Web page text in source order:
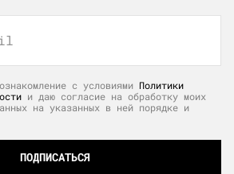
с условиями Политики
и даю согласие на обработку моих
на указанных в ней порядке и
ПОДПИСАТЬСЯ